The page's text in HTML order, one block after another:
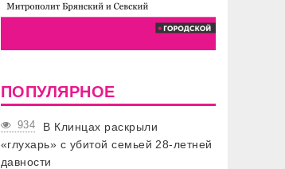
ПОПУЛЯРНОЕ
934
В Клинцах раскрыли
«глухарь» с убитой семьей 28-летней
давности